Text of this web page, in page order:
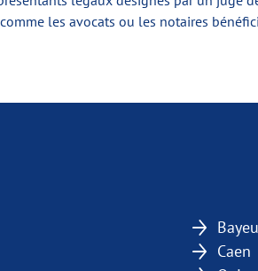
les avocats ou les notaires
Caen